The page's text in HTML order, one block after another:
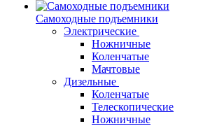
Самоходные подъемники
Электрические
Ножничные
Коленчатые
Мачтовые
Дизельные
Коленчатые
Телескопические
Ножничные